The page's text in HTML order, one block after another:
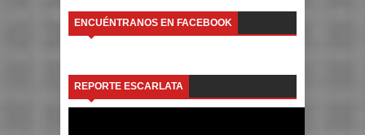
ENCUÉNTRANOS EN FACEBOOK
REPORTE ESCARLATA